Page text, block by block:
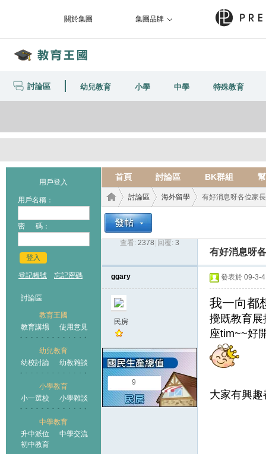
關於集團 集團品牌
討論區 幼兒教育 小學 中學 特殊教育
用戶登入
用戶名稱：
密 碼：
登入
登記帳號 忘記密碼
討論區
教育王國
教育講場
使用意見
幼兒教育
幼校討論
幼教雜談
小學教育
小一選校
小學雜談
中學教育
升中派位
中學交流
初中教育
首頁 討論區 BK群組
王國
討論區
›
海外留學 有好消息呀各位家
查看: 2378 回覆: 3
有好消息呀
ggary
民房
9
發表於 09-3-
我一向都
攪既教育
座tim~~好
大家有興